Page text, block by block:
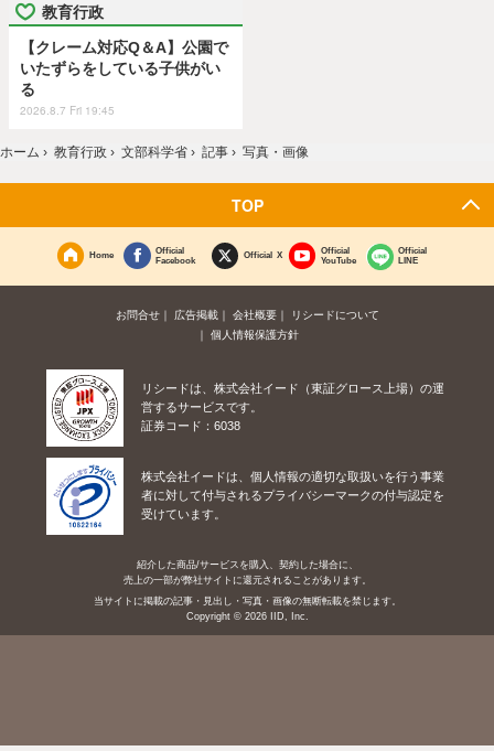
教育行政
【クレーム対応Q＆A】公園で
いたずらをしている子供がい
る
2026.8.7 Fri 19:45
ホーム › 教育行政 › 文部科学省 › 記事 › 写真・画像
TOP
Home
Official
Facebook
Official X
Official
YouTube
Official
LINE
お問合せ 広告掲載 会社概要
リシードについて
個人情報保護方針
リシードは、株式会社イード（東証グロース上場）の運
営するサービスです。
証券コード：6038
株式会社イードは、個人情報の適切な取扱いを行う事業
者に対して付与されるプライバシーマークの付与認定を
受けています。
紹介した商品/サービスを購入、契約した場合に、
売上の一部が弊社サイトに還元されることがあります。
当サイトに掲載の記事・見出し・写真・画像の無断転載を禁じます。
Copyright © 2026 IID, Inc.